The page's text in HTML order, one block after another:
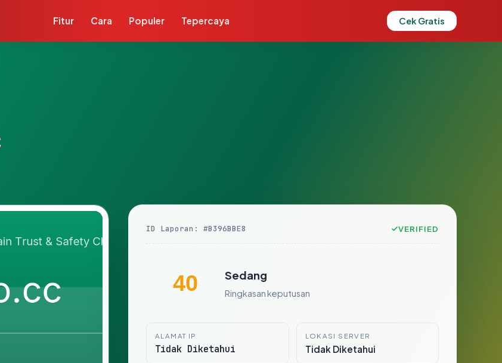
Fitur Cara Populer Tepercaya Cek Gratis
ID Laporan: #B396BBE8 VERIFIED
40 Sedang
Ringkasan keputusan
ALAMAT IP
Tidak Diketahui
LOKASI SERVER
Tidak Diketahui